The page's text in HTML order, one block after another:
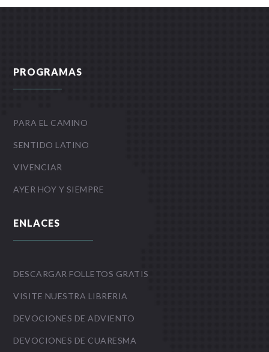
PROGRAMAS
PARA EL CAMINO
SENTIDO LATINO
VIVENCIAR
AYER HOY Y SIEMPRE
ENLACES
DESCARGAR FOLLETOS GRATIS
VISITE NUESTRA LIBRERIA
DEVOCIONES DE ADVIENTO
DEVOCIONES DE CUARESMA